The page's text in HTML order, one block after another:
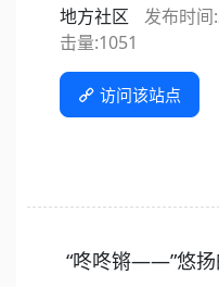
地方社区
发布时间
击量:1051
访问该站点
“咚咚锵——”悠扬